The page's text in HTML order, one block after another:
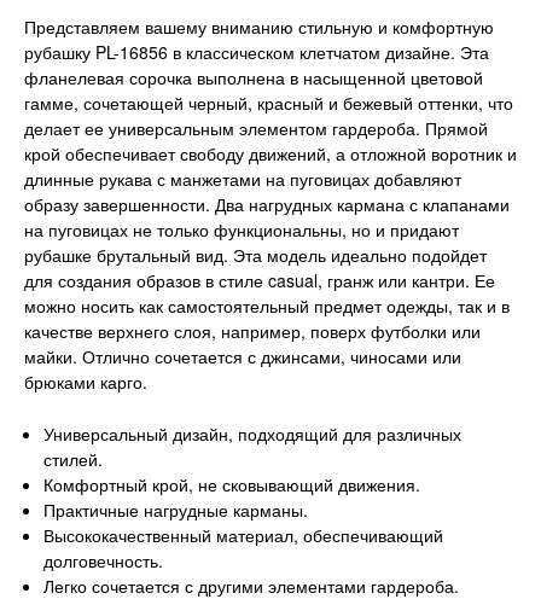
Представляем вашему вниманию стильную и комфортную
рубашку PL-16856 в классическом клетчатом дизайне. Эта
фланелевая сорочка выполнена в насыщенной цветовой
гамме, сочетающей черный, красный и бежевый оттенки, что
делает ее универсальным элементом гардероба. Прямой
крой обеспечивает свободу движений, а отложной воротник и
длинные рукава с манжетами на пуговицах добавляют
образу завершенности. Два нагрудных кармана с клапанами
на пуговицах не только функциональны, но и придают
рубашке брутальный вид. Эта модель идеально подойдет
для создания образов в стиле casual, гранж или кантри. Ее
можно носить как самостоятельный предмет одежды, так и в
качестве верхнего слоя, например, поверх футболки или
майки. Отлично сочетается с джинсами, чиносами или
брюками карго.
Универсальный дизайн, подходящий для различных
стилей.
Комфортный крой, не сковывающий движения.
Практичные нагрудные карманы.
Высококачественный материал, обеспечивающий
долговечность.
Легко сочетается с другими элементами гардероба.